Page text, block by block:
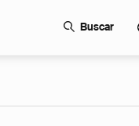
Buscar